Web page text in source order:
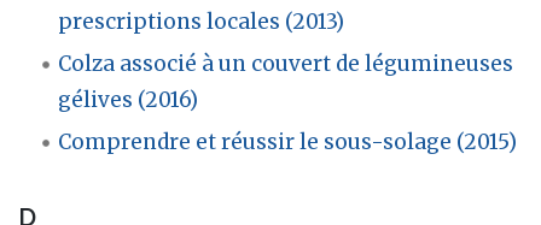
prescriptions locales (2013)
Colza associé à un couvert de légumineuses
gélives (2016)
Comprendre et réussir le sous-solage (2015)
D